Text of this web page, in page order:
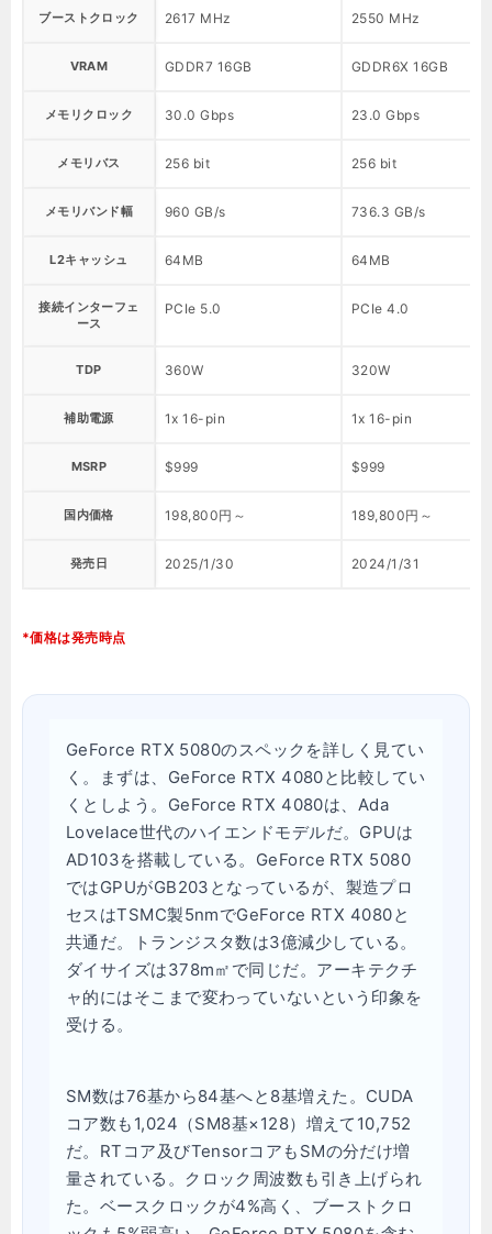
ブーストクロック 2617 MHz 2550 MHz
VRAM GDDR7 16GB GDDR6X 16GB
メモリクロック 30.0 Gbps 23.0 Gbps
メモリバス 256 bit 256 bit
メモリバンド幅 960 GB/s 736.3 GB/s
L2キャッシュ 64MB 64MB
接続インターフェ
ース
PCIe 5.0 PCIe 4.0
TDP 360W 320W
補助電源 1x 16-pin 1x 16-pin
MSRP $999 $999
国内価格 198,800円～ 189,800円～
発売日 2025/1/30 2024/1/31
*価格は発売時点
GeForce RTX 5080のスペックを詳しく見てい
く。まずは、GeForce RTX 4080と比較してい
くとしよう。GeForce RTX 4080は、Ada
Lovelace世代のハイエンドモデルだ。GPUは
AD103を搭載している。GeForce RTX 5080
ではGPUがGB203となっているが、製造プロ
セスはTSMC製5nmでGeForce RTX 4080と
共通だ。トランジスタ数は3億減少している。
ダイサイズは378m㎡で同じだ。アーキテクチ
ャ的にはそこまで変わっていないという印象を
受ける。
SM数は76基から84基へと8基増えた。CUDA
コア数も1,024（SM8基×128）増えて10,752
だ。RTコア及びTensorコアもSMの分だけ増
量されている。クロック周波数も引き上げられ
た。ベースクロックが4%高く、ブーストクロ